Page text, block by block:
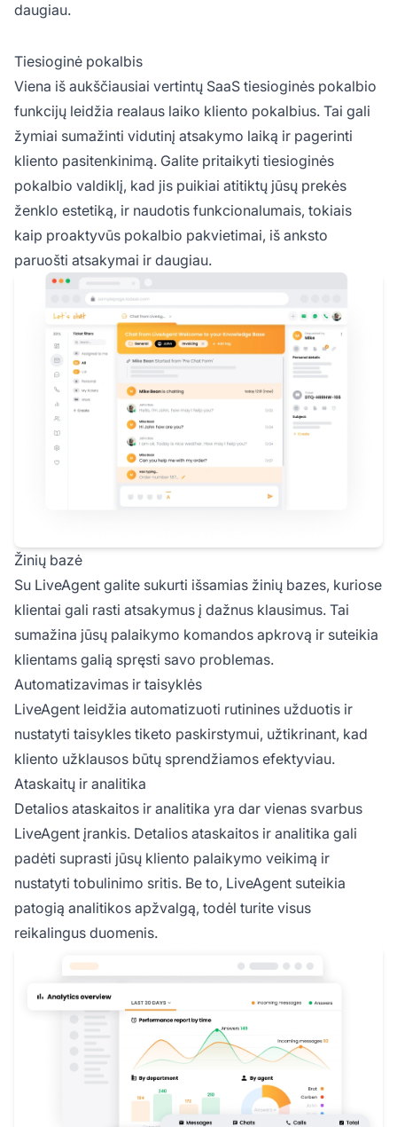
daugiau.
Tiesioginė pokalbis
Viena iš aukščiausiai vertintų SaaS tiesioginės pokalbio
funkcijų leidžia realaus laiko kliento pokalbius. Tai gali
žymiai sumažinti vidutinį atsakymo laiką ir pagerinti
kliento pasitenkinimą. Galite pritaikyti tiesioginės
pokalbio valdiklį, kad jis puikiai atitiktų jūsų prekės
ženklo estetiką, ir naudotis funkcionalumais, tokiais
kaip proaktyvūs pokalbio pakvietimai, iš anksto
paruošti atsakymai ir daugiau.
Žinių bazė
Su LiveAgent galite sukurti išsamias žinių bazes, kuriose
klientai gali rasti atsakymus į dažnus klausimus. Tai
sumažina jūsų palaikymo komandos apkrovą ir suteikia
klientams galią spręsti savo problemas.
Automatizavimas ir taisyklės
LiveAgent leidžia automatizuoti rutinines užduotis ir
nustatyti taisykles tiketo paskirstymui, užtikrinant, kad
kliento užklausos būtų sprendžiamos efektyviau.
Ataskaitų ir analitika
Detalios ataskaitos ir analitika yra dar vienas svarbus
LiveAgent įrankis. Detalios ataskaitos ir analitika gali
padėti suprasti jūsų kliento palaikymo veikimą ir
nustatyti tobulinimo sritis. Be to, LiveAgent suteikia
patogią analitikos apžvalgą, todėl turite visus
reikalingus duomenis.